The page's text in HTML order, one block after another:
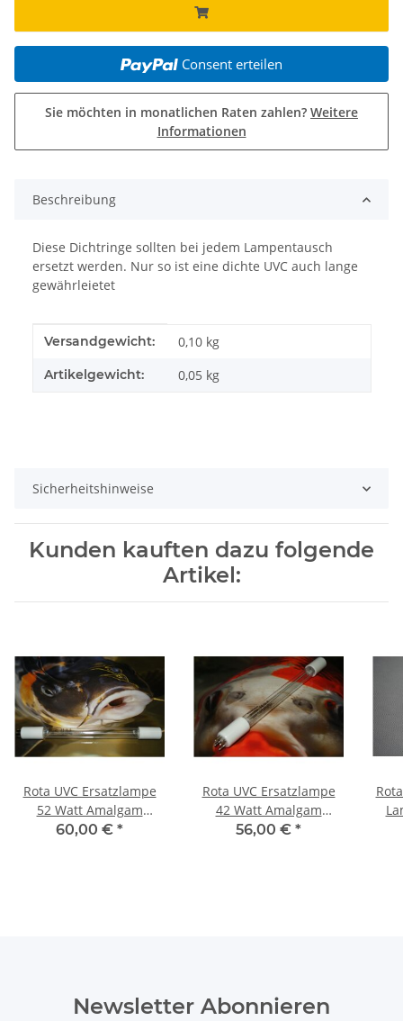
Consent erteilen
Sie möchten in monatlichen Raten zahlen? Weitere
Informationen
Beschreibung
Diese Dichtringe sollten bei jedem Lampentausch
ersetzt werden. Nur so ist eine dichte UVC auch lange
gewährleietet
Produkteigenschaft
Wert
Versandgewicht: 0,10 kg
Artikelgewicht: 0,05 kg
Sicherheitshinweise
Kunden kauften dazu folgende
Artikel:
Rota UVC Ersatzlampe
52 Watt Amalgam
GPHVA-436-T5L Länge 43
60,00 € *
Rota UVC Ersatzlampe
42 Watt Amalgam
GPHVA357T5L Länge 35
56,00 € *
Newsletter Abonnieren